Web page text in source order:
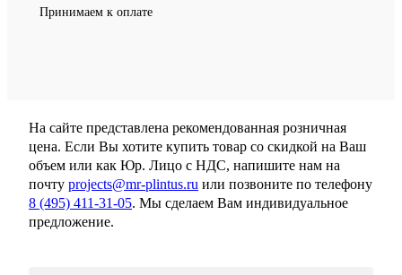
Принимаем к оплате
На сайте представлена рекомендованная розничная
цена. Если Вы хотите купить товар со скидкой на Ваш
объем или как Юр. Лицо с НДС, напишите нам на
почту projects@mr-plintus.ru или позвоните по телефону
8 (495) 411-31-05. Мы сделаем Вам индивидуальное
предложение.